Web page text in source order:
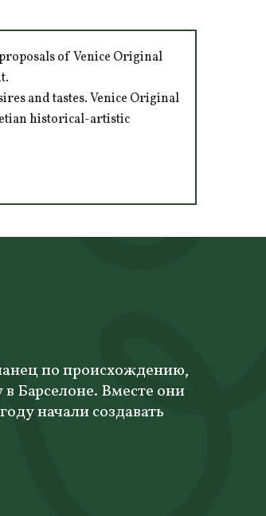
of Venice Original
and tastes. Venice Original
historical-artistic
по происхождению,
Барселоне. Вместе они
начали создавать